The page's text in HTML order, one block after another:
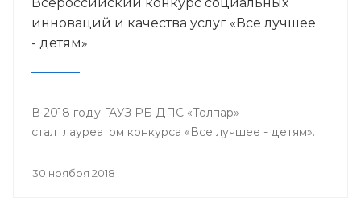
инноваций и качества услуг «Все лучшее
- детям»
В 2018 году ГАУЗ РБ ДПС «Толпар»
стал лауреатом конкурса «Все лучшее - детям».
30 ноября 2018